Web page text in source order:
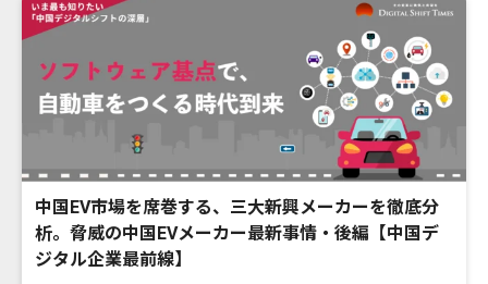
中国EV市場を席巻する、三大新興メーカーを徹底分
析。脅威の中国EVメーカー最新事情・後編【中国デ
ジタル企業最前線】